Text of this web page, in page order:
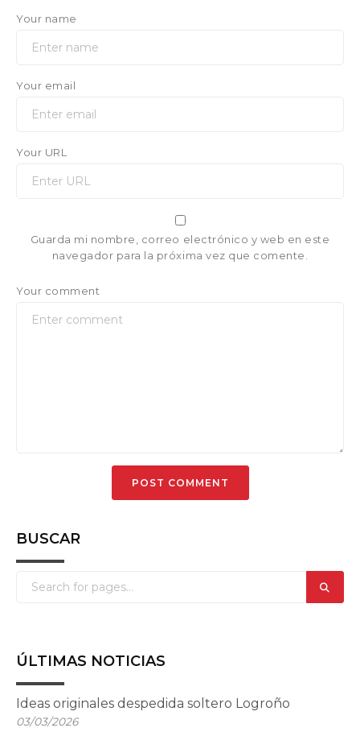
Your name
Your email
Your URL
Guarda mi nombre, correo electrónico y web en este
navegador para la próxima vez que comente.
Your comment
BUSCAR
ÚLTIMAS NOTICIAS
Ideas originales despedida soltero Logroño
03/03/2026